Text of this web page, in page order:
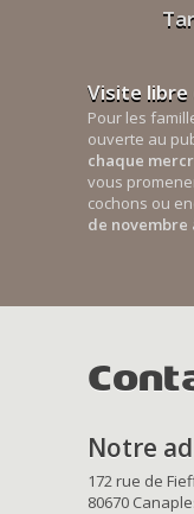
Visite
Pour les
ouverte au
chaque
vous
cochons ou
de novembre
Notre
172 rue de
80670